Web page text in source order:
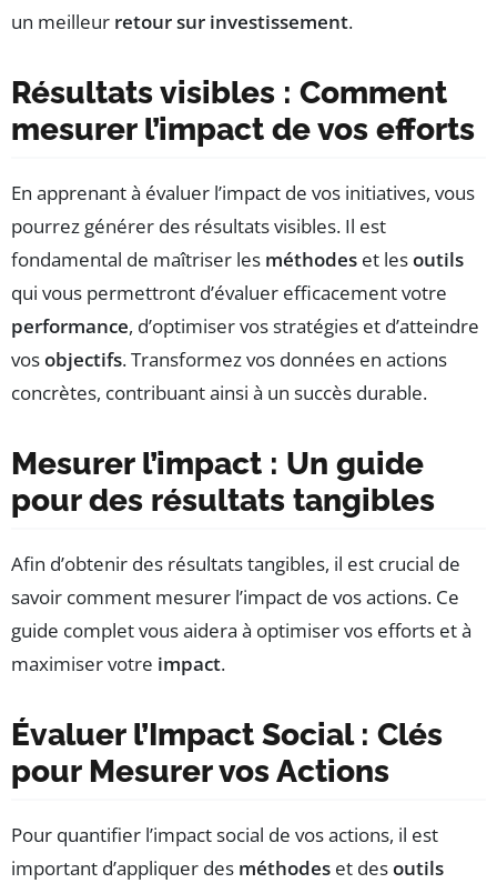
un meilleur retour sur investissement.
Résultats visibles : Comment
mesurer l’impact de vos efforts
En apprenant à évaluer l’impact de vos initiatives, vous
pourrez générer des résultats visibles. Il est
fondamental de maîtriser les méthodes et lesoutils
qui vous permettront d’évaluer efficacement votre
performance, d’optimiser vos stratégies et d’atteindre
vosobjectifs. Transformez vos données en actions
concrètes, contribuant ainsi à un succès durable.
Mesurer l’impact : Un guide
pour des résultats tangibles
Afin d’obtenir des résultats tangibles, il est crucial de
savoir comment mesurer l’impact de vos actions. Ce
guide complet vous aidera à optimiser vos efforts et à
maximiser votre impact.
Évaluer l’Impact Social : Clés
pour Mesurer vos Actions
Pour quantifier l’impact social de vos actions, il est
important d’appliquer des méthodes et desoutils